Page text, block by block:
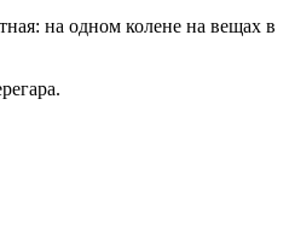
на одном колене на вещах в